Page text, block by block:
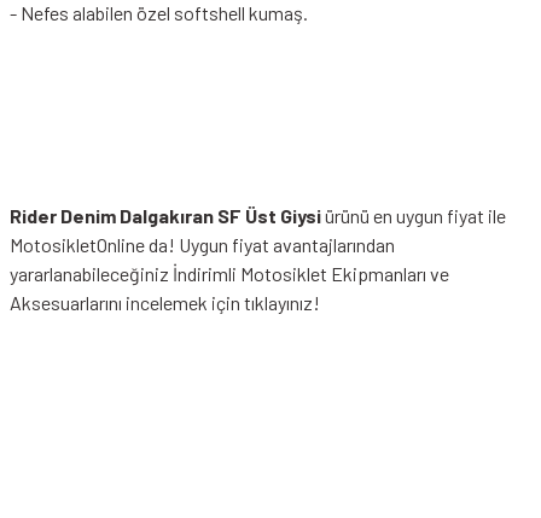
- Nefes alabilen özel softshell kumaş.
Rider Denim Dalgakıran SF Üst Giysiürünü en uygun fiyat ile
MotosikletOnline da! Uygun fiyat avantajlarından
yararlanabileceğiniz İndirimli Motosiklet Ekipmanları ve
Aksesuarlarını incelemek için tıklayınız!